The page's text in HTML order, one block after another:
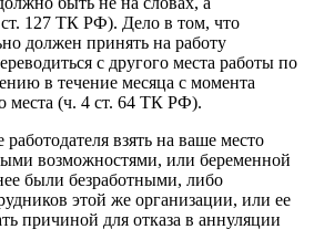
127 ТК РФ). Дело в том, что
должен принять на работу
с другого места работы по
в течение месяца с момента
места (ч. 4 ст. 64 ТК РФ).
взять на ваше место
возможностями, или беременной
были безработными, либо
этой же организации, или ее
причиной для отказа в аннуляции